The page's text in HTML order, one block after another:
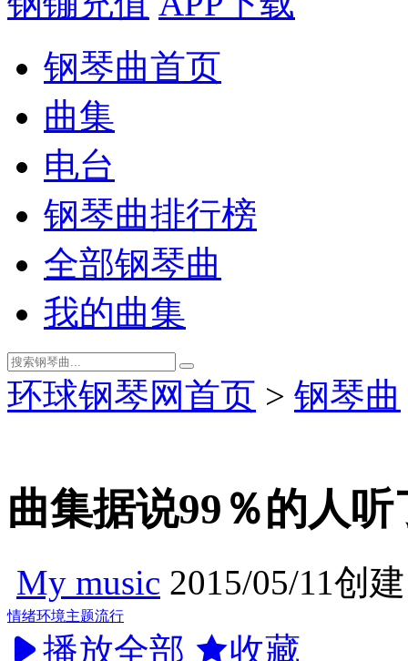
钢琴曲首页
曲集
电台
钢琴曲排行榜
全部钢琴曲
我的曲集
环球钢琴网首页 > 钢琴曲
曲集据说99％的人
My music 2015/05/11创建
情绪环境主题流行
播放全部 收藏